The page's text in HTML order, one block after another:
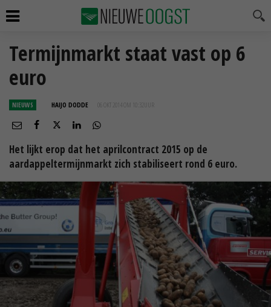
Termijnmarkt staat vast op 6
euro
NIEUWS HAIJO DODDE 06 OKT 2014 OM 10:32
Het lijkt erop dat het aprilcontract 2015 op de
aardappeltermijnmarkt zich stabiliseert rond 6 euro.